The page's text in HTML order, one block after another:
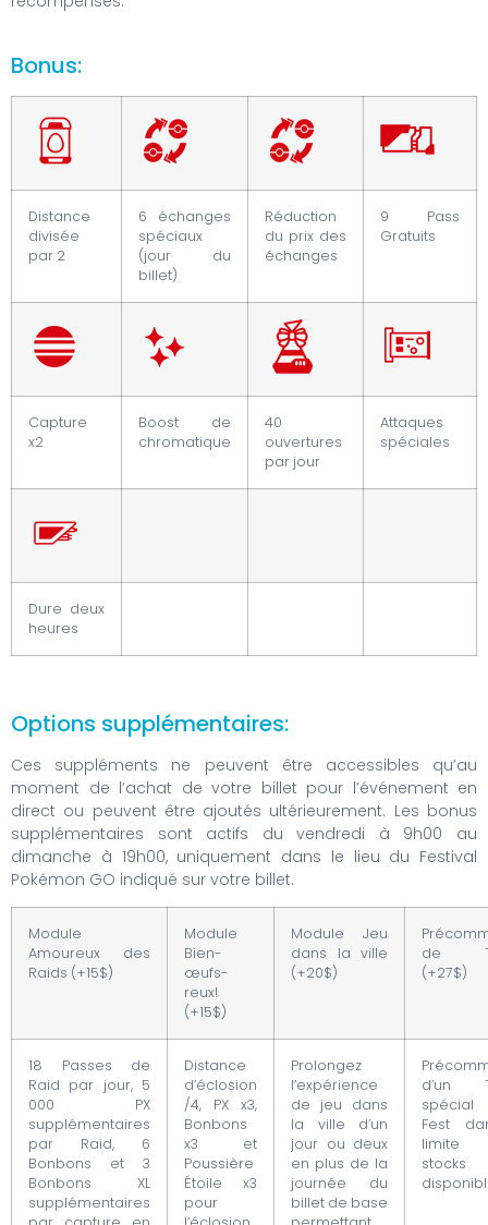
Bonus:
Distance
divisée
par 2
6 échanges
spéciaux
(jour du
billet)
Réduction
du prix des
échanges
9 Pass
Gratuits
Capture
x2
Boost de
chromatique
40
ouvertures
par jour
Attaques
spéciales
Dure deux
heures
Options supplémentaires:
Ces suppléments ne peuvent être accessibles qu’au
moment de l’achat de votre billet pour l’événement en
direct ou peuvent être ajoutés ultérieurement. Les bonus
supplémentaires sont actifs du vendredi à 9h00 au
dimanche à 19h00, uniquement dans le lieu du Festival
Pokémon GO indiqué sur votre billet.
Module
Amoureux des
Raids (+15$)
Module
Bien-
œufs-
reux!
(+15$)
Module Jeu
dans la ville
(+20$)
de T-
(+27$)
18 Passes de
Raid par jour, 5
000 PX
supplémentaires
par Raid, 6
Bonbons et 3
Bonbons XL
supplémentaires
Distance
d’éclosion
/4, PX x3,
Bonbons
x3 et
Poussière
Étoile x3
pour
Prolongez
l’expérience
de jeu dans
la ville d’un
jour ou deux
en plus de la
journée du
billet de base
d’un
Fest
limite
stocks